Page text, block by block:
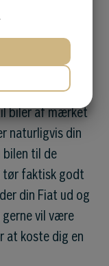
i byen ved at
i Fiat. Jo
biler af mærket
naturligvis din
til de
tør faktisk godt
din Fiat ud og
gerne vil være
at koste dig en